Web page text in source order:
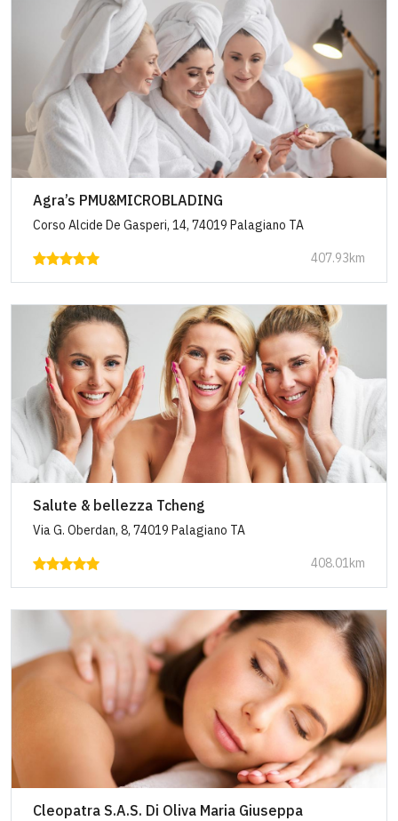
Agra’s PMU&MICROBLADING
Corso Alcide De Gasperi, 14, 74019 Palagiano TA
407.93km
Salute & bellezza Tcheng
Via G. Oberdan, 8, 74019 Palagiano TA
408.01km
Cleopatra S.A.S. Di Oliva Maria Giuseppa